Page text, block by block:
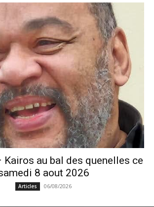
Kairos au bal des quenelles ce
8 aout 2026
Articles 06/08/2026